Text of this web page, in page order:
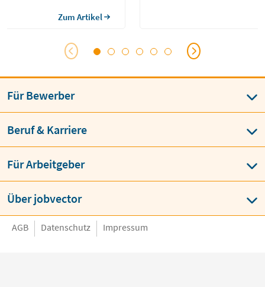
(MTAF) und denZum Artikel
Für Bewerber
Beruf & Karriere
Für Arbeitgeber
Über jobvector
AGB Datenschutz Impressum